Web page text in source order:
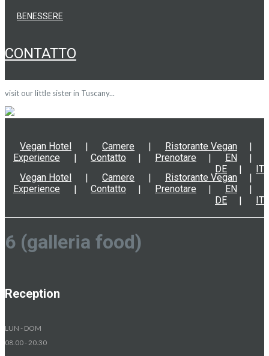
BENESSERE
CONTATTO
visit our little sister in Tuscany...
Vegan Hotel Camere
Ristorante Vegan
Experience
Contatto Prenotare
EN
DE
IT
Vegan Hotel Camere
Ristorante Vegan
Experience
Contatto Prenotare
EN
DE
IT
6 (galleria food)
Reception
LUN - DOM
08.00 - 20.30